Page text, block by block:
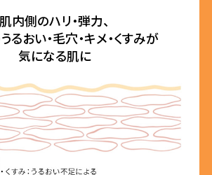
肌内側のハリ・弾力、
るおい・毛穴・キメ・くすみが
気になる肌に